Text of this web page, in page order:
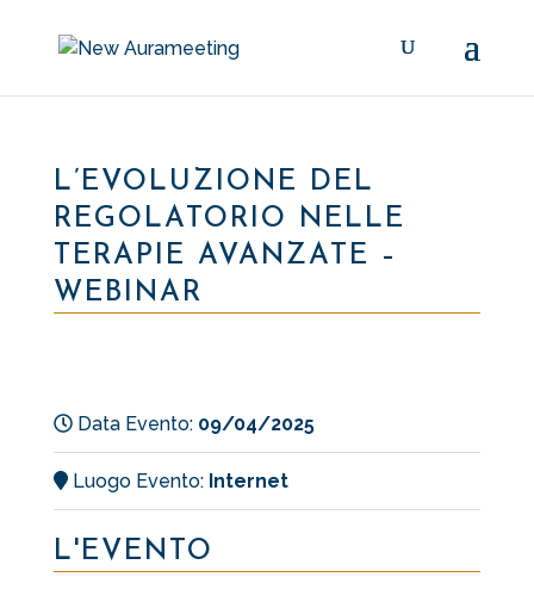
L’EVOLUZIONE DEL
REGOLATORIO NELLE
TERAPIE AVANZATE –
WEBINAR
Data Evento: 09/04/2025
Luogo Evento: Internet
L'EVENTO